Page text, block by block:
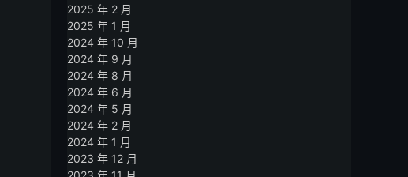
2025 年 2 月
2025 年 1 月
2024 年 10 月
2024 年 9 月
2024 年 8 月
2024 年 6 月
2024 年 5 月
2024 年 2 月
2024 年 1 月
2023 年 12 月